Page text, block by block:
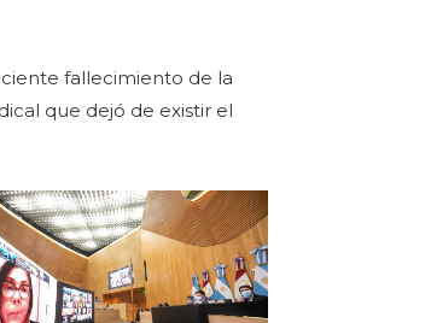
fallecimiento de la
que dejó de existir el